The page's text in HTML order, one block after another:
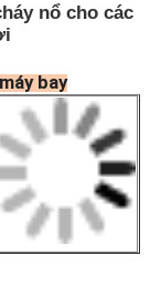
nổ cho các
bay